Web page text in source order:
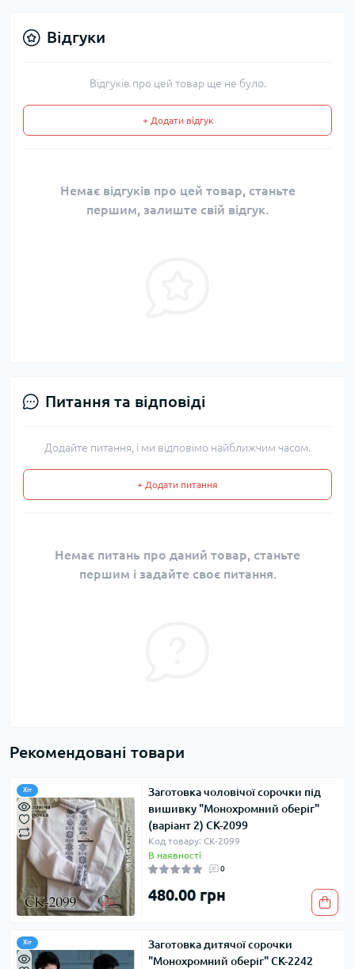
Відгуки
Відгуків про цей товар ще не було.
+ Додати відгук
Немає відгуків про цей товар, станьте
першим, залиште свій відгук.
Питання та відповіді
Додайте питання, і ми відповімо найближчим часом.
+ Додати питання
Немає питань про даний товар, станьте
першим і задайте своє питання.
Рекомендовані товари
Хіт
Заготовка чоловічої сорочки під
вишивку "Монохромний оберіг"
(варіант 2) СК-2099
Код товару: СК-2099
В наявності
0
480.00 грн
Хіт
Заготовка дитячої сорочки
"Монохромний оберіг" СК-2242